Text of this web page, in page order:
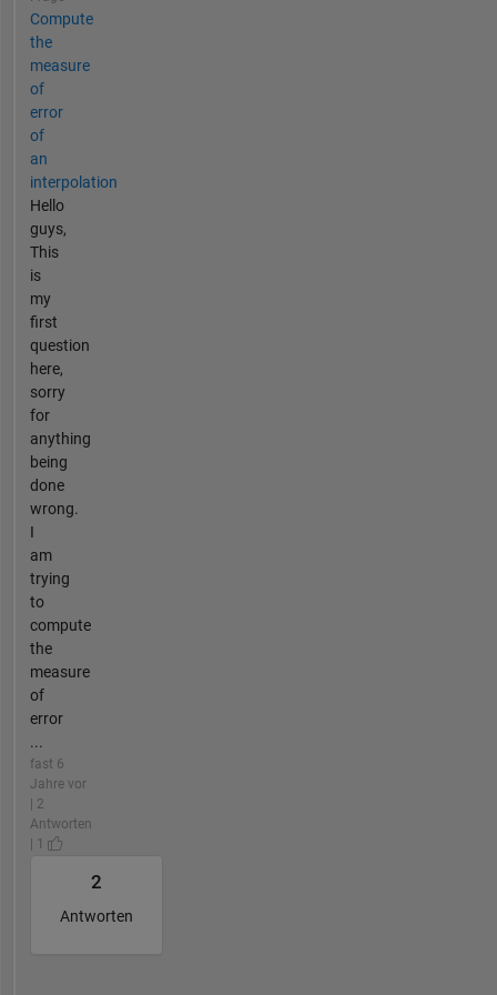
Compute
the
measure
of
error
of
an
interpolation
Hello
guys,
This
is
my
first
question
here,
sorry
for
anything
being
done
wrong.
I
am
trying
to
compute
the
measure
of
error
...
fast 6
Jahre vor
| 2
Antworten
| 1
2
Antworten